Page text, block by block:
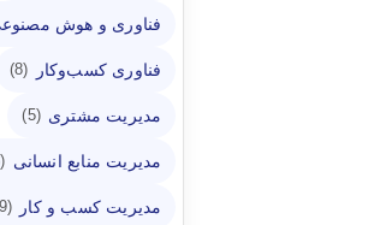
فناوری و هوش
فناوری کسب‌وکار (8)
مدیریت مشتری (5)
مدیریت منابع انسانی (13)
مدیریت کسب و کار (9)